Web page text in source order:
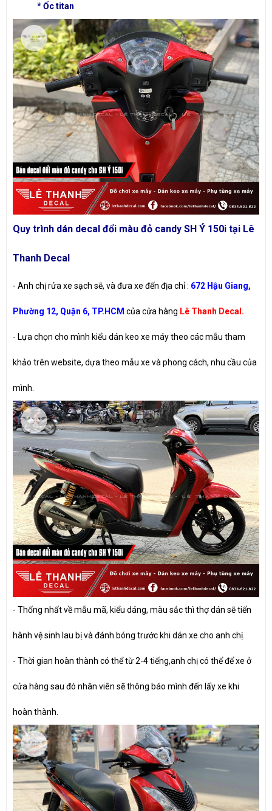
*Ốc titan
Quy trình dán decal đổi màu đỏ candy SH Ý 150i tại Lê
Thanh Decal
- Anh chị rửa xe sạch sẽ, và đưa xe đến địa chỉ : 672 Hậu Giang,
Phường 12, Quận 6, TP.HCM của cửa hàng Lê Thanh Decal.
- Lựa chọn cho mình kiểu dán keo xe máy theo các mẫu tham
khảo trên website, dựa theo mẫu xe và phong cách, nhu cầu của
mình.
- Thống nhất về mẫu mã, kiểu dáng, màu sắc thì thợ dán sẽ tiến
hành vệ sinh lau bị và đánh bóng trước khi dán xe cho anh chị.
- Thời gian hoàn thành có thể từ 2-4 tiếng,anh chị có thể để xe ở
cửa hàng sau đó nhân viên sẽ thông báo mình đến lấy xe khi
hoàn thành.